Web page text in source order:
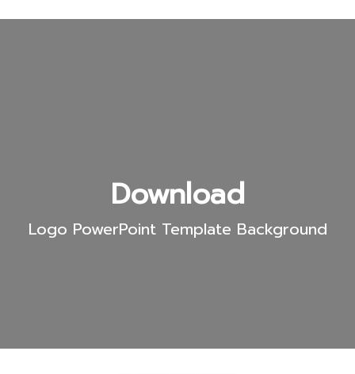
Download
Logo PowerPoint Template Background